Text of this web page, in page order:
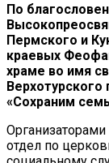
По
Пермского и
краевых
храме во имя
«Сохраним
отдел по